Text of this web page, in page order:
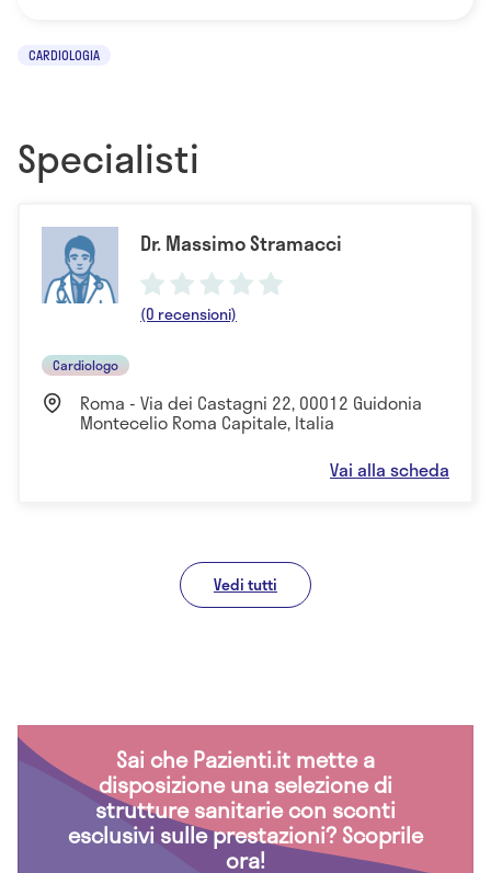
CARDIOLOGIA
Specialisti
Dr. Massimo Stramacci
(0 recensioni)
Cardiologo
Roma - Via dei Castagni 22, 00012 Guidonia
Montecelio Roma Capitale, Italia
Vai alla scheda
Vedi tutti
Sai che Pazienti.it mette a
disposizione una selezione di
strutture sanitarie con sconti
esclusivi sulle prestazioni? Scoprile
ora!